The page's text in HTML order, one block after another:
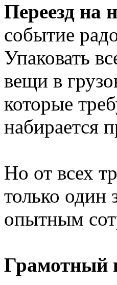
Переезд на
событие
Упаковать
вещи в
которые
набирается
Но от всех
только один
опытным
Грамотный